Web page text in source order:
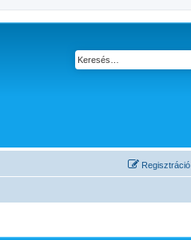
Regisztráció